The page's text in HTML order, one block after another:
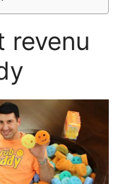
revenu